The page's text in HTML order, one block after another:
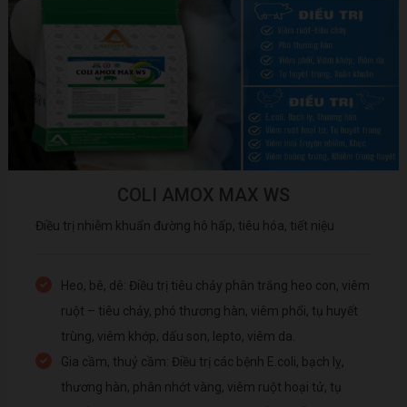
COLI AMOX MAX WS
Điều trị nhiễm khuẩn đường hô hấp, tiêu hóa, tiết niệu
Heo, bê, dê: Điều trị tiêu chảy phân trắng heo con, viêm
ruột – tiêu chảy, phó thương hàn, viêm phổi, tụ huyết
trùng, viêm khớp, dấu son, lepto, viêm da.
Gia cầm, thuỷ cầm: Điều trị các bệnh E.coli, bạch lỵ,
thương hàn, phân nhớt vàng, viêm ruột hoại tử, tụ